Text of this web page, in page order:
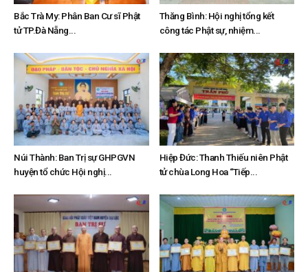
Bắc Trà My: Phân Ban Cư sĩ Phật
tử TP.Đà Nẵng...
Thăng Bình: Hội nghị tổng kết
công tác Phật sự, nhiệm...
Núi Thành: Ban Trị sự GHPGVN
huyện tổ chức Hội nghị...
Hiệp Đức: Thanh Thiếu niên Phật
tử chùa Long Hoa “Tiếp...